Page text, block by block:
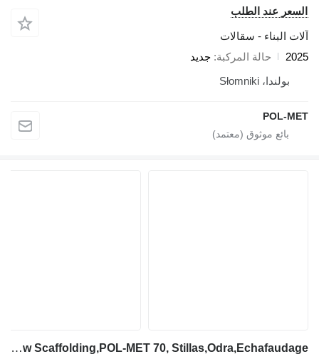
السعر عند الطلب
آلات البناء - سقالات
2025
حالة المركبة جديد
بولندا، Słomniki
POL-MET
Pol-Met New Scaffolding,POL-MET 70, Stillas,Odra,Echafaudage